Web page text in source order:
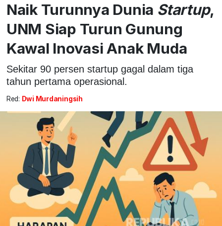
Naik Turunnya Dunia Startup,
UNM Siap Turun Gunung
Kawal Inovasi Anak Muda
Sekitar 90 persen startup gagal dalam tiga
tahun pertama operasional.
Red: Dwi Murdaningsih